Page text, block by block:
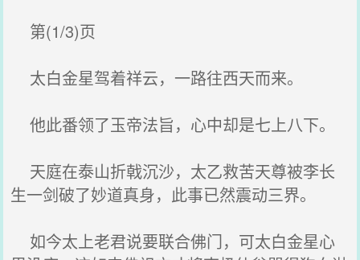
第(1/3)页
太白金星驾着祥云，一路往西天而来。
他此番领了玉帝法旨，心中却是七上八下。
天庭在泰山折戟沉沙，太乙救苦天尊被李长
生一剑破了妙道真身，此事已然震动三界。
如今太上老君说要联合佛门，可太白金星心